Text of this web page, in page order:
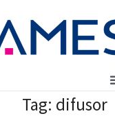
Tag: difusor